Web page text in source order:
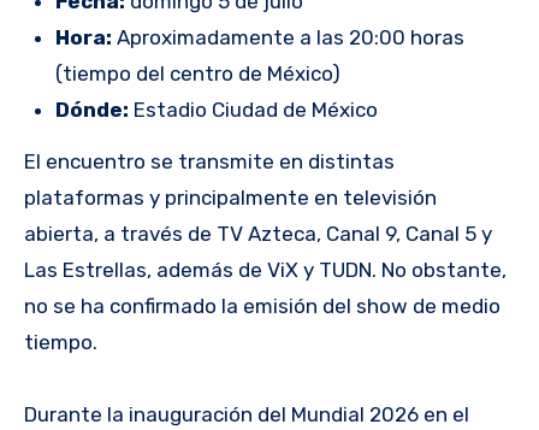
Hora: Aproximadamente a las 20:00 horas
(tiempo del centro de México)
Dónde: Estadio Ciudad de México
El encuentro se transmite en distintas
plataformas y principalmente en televisión
abierta, a través de TV Azteca, Canal 9, Canal 5 y
Las Estrellas, además de ViX y TUDN. No obstante,
no se ha confirmado la emisión del show de medio
tiempo.
Durante la inauguración del Mundial 2026 en el